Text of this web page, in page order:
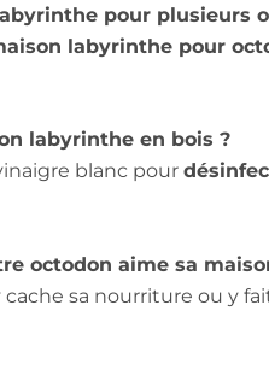
pour plusieurs
labyrinthe pour
labyrinthe en bois ?
blanc pour
octodon aime sa
cache sa nourriture ou y